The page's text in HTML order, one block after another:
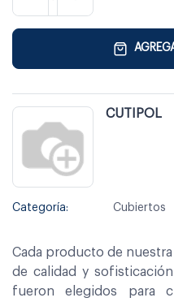
CUTIPOL
Categoría: Cubiertos
Cada producto de
de calidad y
fueron elegidos para